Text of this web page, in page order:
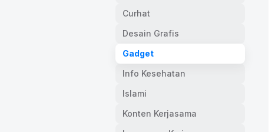
Curhat
Desain Grafis
Gadget
Info Kesehatan
Islami
Konten Kerjasama